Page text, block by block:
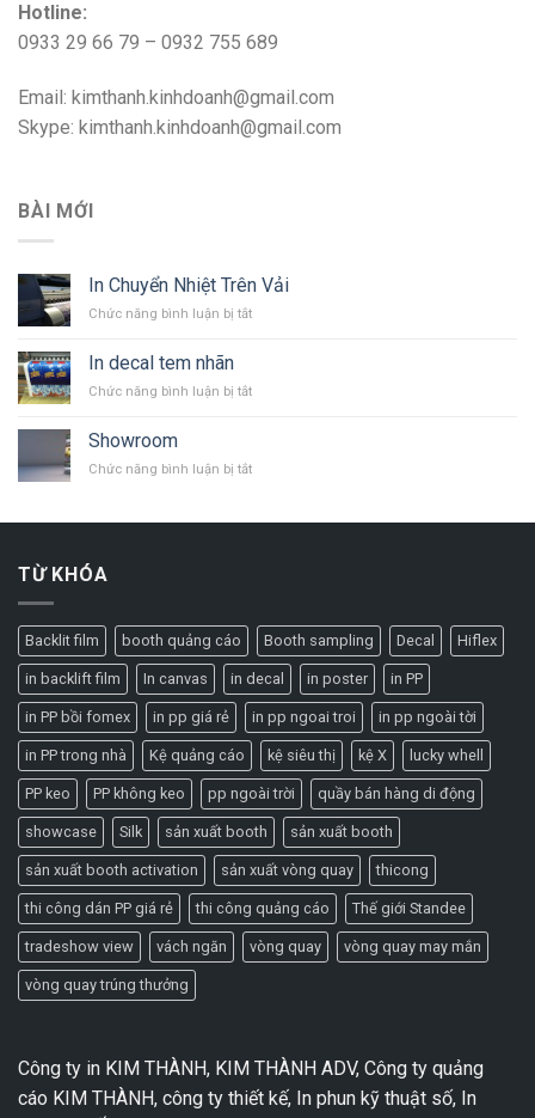
Hotline:
0933 29 66 79 – 0932 755 689
Email: kimthanh.kinhdoanh@gmail.com
Skype: kimthanh.kinhdoanh@gmail.com
BÀI MỚI
In Chuyển Nhiệt Trên Vải
Chức năng bình luận bị tắtở
Trên
In decal tem nhãn
Chức năng bình luận bị tắtở
nhãn
Showroom
Chức năng bình luận bị tắtở
TỪ KHÓA
Backlit film booth quảng cáo Booth sampling Decal Hiflex
in backlift film In canvas in decal in poster in PP
in PP bồi fomex in pp giá rẻ in pp ngoai troi in pp ngoài tời
in PP trong nhà Kệ quảng cáo kệ siêu thị kệ X lucky whell
PP keo PP không keo pp ngoài trời quầy bán hàng di động
showcase Silk sản xuất booth sản xuất booth
sản xuất booth activation sản xuất vòng quay thicong
thi công dán PP giá rẻ thi công quảng cáo Thế giới Standee
tradeshow view vách ngăn vòng quay vòng quay may mắn
vòng quay trúng thưởng
Công ty in KIM THÀNH, KIM THÀNH ADV, Công ty quảng
cáo KIM THÀNH, công ty thiết kế, In phun kỹ thuật số, In